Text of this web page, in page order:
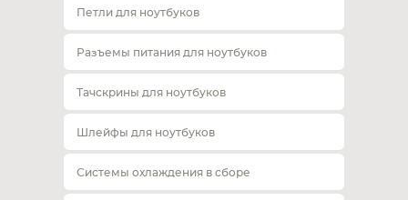
Петли для ноутбуков
Разъемы питания для ноутбуков
Тачскрины для ноутбуков
Шлейфы для ноутбуков
Системы охлаждения в сборе